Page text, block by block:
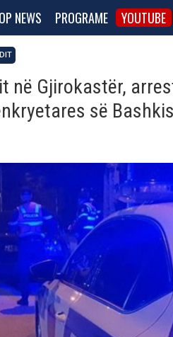
NEWS PROGRAME YOUTUBE
në Gjirokastër,
së